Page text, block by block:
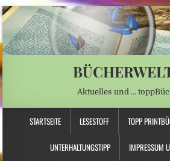
Aktuelles und …
STARTSEITE LESESTOFF TOPP
UNTERHALTUNGSTIPP IMPRESSUM